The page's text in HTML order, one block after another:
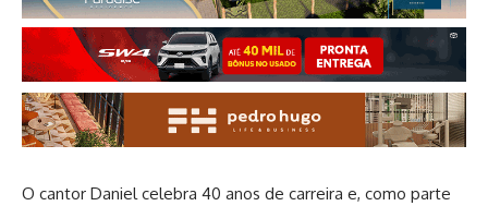
O cantor Daniel celebra 40 anos de carreira e, como parte